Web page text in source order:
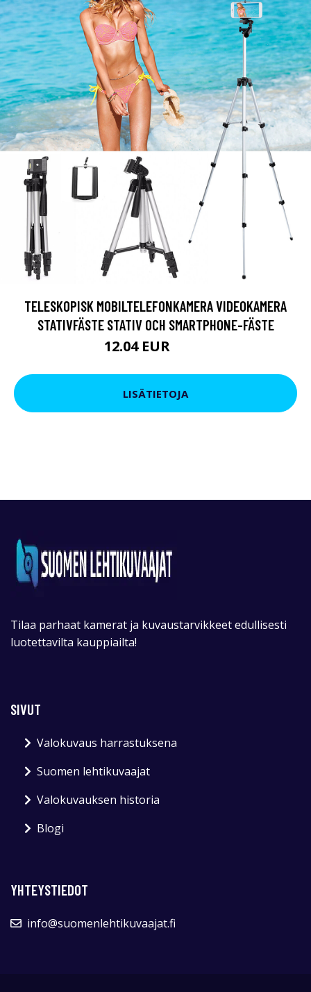
TELESKOPISK MOBILTELEFONKAMERA VIDEOKAMERA
STATIVFÄSTE STATIV OCH SMARTPHONE-FÄSTE
12.04 EUR
LISÄTIETOJA
Tilaa parhaat kamerat ja kuvaustarvikkeet edullisesti
luotettavilta kauppiailta!
SIVUT
Valokuvaus harrastuksena
Suomen lehtikuvaajat
Valokuvauksen historia
Blogi
YHTEYSTIEDOT
info@suomenlehtikuvaajat.fi